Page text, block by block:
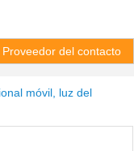
Proveedor del contacto
móvil, luz del